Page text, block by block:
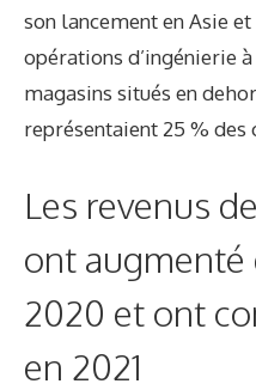
son lancement en Asie et
opérations d’ingénierie
magasins situés en
représentaient 25 %
Les revenus
ont augmenté
2020 et ont
en 2021